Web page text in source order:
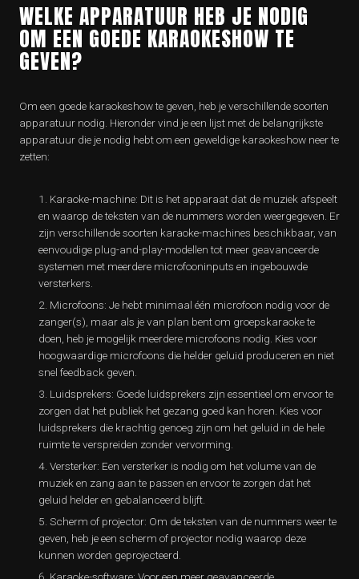
WELKE APPARATUUR HEB JE NODIG
OM EEN GOEDE KARAOKESHOW TE
GEVEN?
Om een ​​goede karaokeshow te geven, heb je verschillende soorten
apparatuur nodig. Hieronder vind je een lijst met de belangrijkste
apparatuur die je nodig hebt om een geweldige karaokeshow neer te
zetten:
Karaoke-machine: Dit is het apparaat dat de muziek afspeelt
en waarop de teksten van de nummers worden weergegeven. Er
zijn verschillende soorten karaoke-machines beschikbaar, van
eenvoudige plug-and-play-modellen tot meer geavanceerde
systemen met meerdere microfooninputs en ingebouwde
versterkers.
Microfoons: Je hebt minimaal één microfoon nodig voor de
zanger(s), maar als je van plan bent om groepskaraoke te
doen, heb je mogelijk meerdere microfoons nodig. Kies voor
hoogwaardige microfoons die helder geluid produceren en niet
snel feedback geven.
Luidsprekers: Goede luidsprekers zijn essentieel om ervoor te
zorgen dat het publiek het gezang goed kan horen. Kies voor
luidsprekers die krachtig genoeg zijn om het geluid in de hele
ruimte te verspreiden zonder vervorming.
Versterker: Een versterker is nodig om het volume van de
muziek en zang aan te passen en ervoor te zorgen dat het
geluid helder en gebalanceerd blijft.
Scherm of projector: Om de teksten van de nummers weer te
geven, heb je een scherm of projector nodig waarop deze
kunnen worden geprojecteerd.